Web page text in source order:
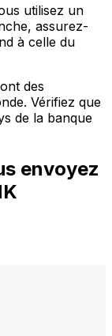
utilisez un
assurez-
à celle du
des
Vérifiez que
de la banque
envoyez